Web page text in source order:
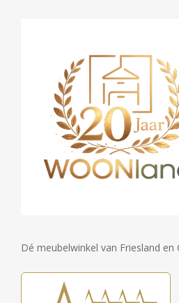
Dé meubelwinkel van Friesland en